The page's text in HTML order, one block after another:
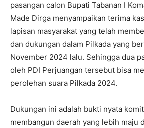
pasangan calon Bupati Tabanan I
Made Dirga menyampaikan terima
lapisan masyarakat yang telah
dan dukungan dalam Pilkada yang
November 2024 lalu. Sehingga dua
oleh PDI Perjuangan tersebut bisa
perolehan suara Pilkada 2024.
Dukungan ini adalah bukti nyata
membangun daerah yang lebih maju